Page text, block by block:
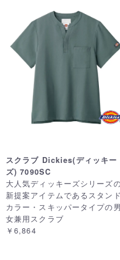
スクラブ Dickies(ディッキー
ズ) 7090SC
大人気ディッキーズシリーズ
新提案アイテムであるスタンド
カラー・スキッパータイプの男
女兼用スクラブ
￥6,864